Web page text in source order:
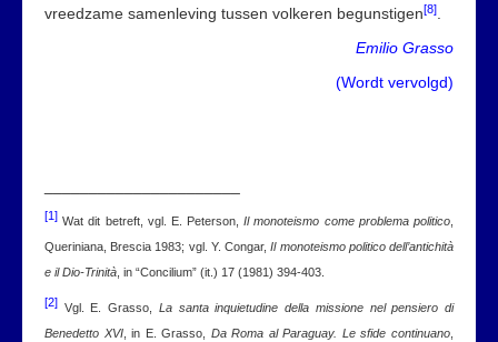
vreedzame samenleving tussen volkeren begunstigen[8].
Emilio Grasso
(Wordt vervolgd)
[1] Wat dit betreft, vgl. E. Peterson,Il monoteismo come problema politico,
Queriniana, Brescia 1983; vgl. Y. Congar,Il monoteismo politico dell’antichità
e il Dio-Trinità, in “Concilium” (it.) 17 (1981) 394-403.
[2] Vgl. E. Grasso, La santa inquietudine della missione nel pensiero di
Benedetto XVI, in E. Grasso, Da Roma al Paraguay. Le sfide continuano,